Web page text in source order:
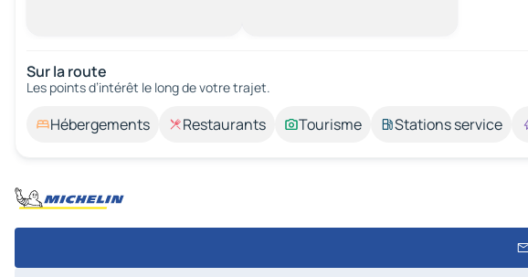
Sur la route
Les points d’intérêt le long de votre trajet.
Hébergements Restaurants Tourisme Stations service